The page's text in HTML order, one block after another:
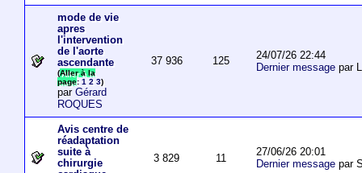
mode de vie
apres
l'intervention
de l'aorte
ascendante
(Aller à la
page: 1 2 3)
par Gérard
ROQUES
37 936 125
24/07/26 22:44
Dernier messagepar
Avis centre de
réadaptation
suite à
chirurgie
3 829 11
27/06/26 20:01
Dernier messagepar